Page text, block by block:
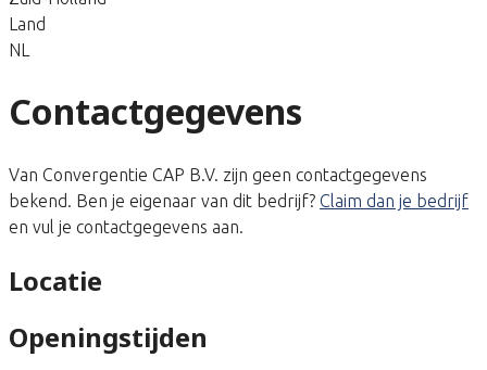
Land
NL
Contactgegevens
Van Convergentie CAP B.V. zijn geen contactgegevens
bekend. Ben je eigenaar van dit bedrijf? Claim dan je bedrijf
en vul je contactgegevens aan.
Locatie
Openingstijden